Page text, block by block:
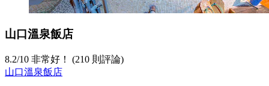
山口溫泉飯店
8.2/10 非常好！ (210 則評論)
山口溫泉飯店